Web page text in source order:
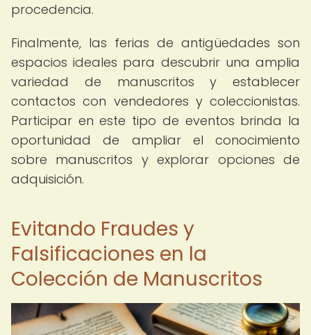
procedencia.
Finalmente, las ferias de antigüedades son
espacios ideales para descubrir una amplia
variedad de manuscritos y establecer
contactos con vendedores y coleccionistas.
Participar en este tipo de eventos brinda la
oportunidad de ampliar el conocimiento
sobre manuscritos y explorar opciones de
adquisición.
Evitando Fraudes y
Falsificaciones en la
Colección de Manuscritos